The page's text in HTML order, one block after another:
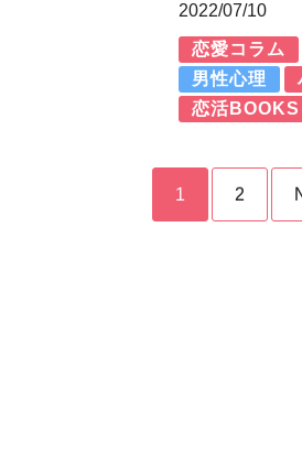
2022/07/10
恋愛コラム
男性心理
恋活BOOKS
1 2